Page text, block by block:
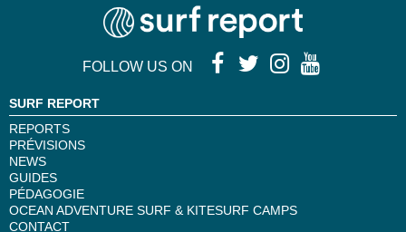
FOLLOW US ON
SURF REPORT
REPORTS
PRÉVISIONS
NEWS
GUIDES
PÉDAGOGIE
OCEAN ADVENTURE SURF & KITESURF CAMPS
CONTACT